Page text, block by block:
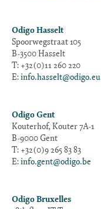
Odigo Hasselt
Spoorwegstraat 105
B-3500 Hasselt
T: +32(0)11 260 220
E: info.hasselt@odigo.eu
Odigo Gent
Kouterhof, Kouter 7A-1
B-9000 Gent
T: +32(0)9 265 83 83
E: info.gent@odigo.be
Odigo Bruxelles